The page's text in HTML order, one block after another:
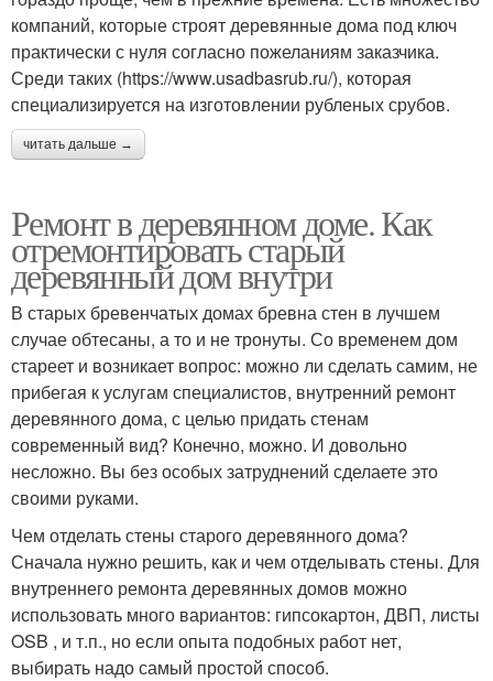
компаний, которые строят деревянные дома под ключ
практически с нуля согласно пожеланиям заказчика.
Среди таких (https://www.usadbasrub.ru/), которая
специализируется на изготовлении рубленых срубов.
читать дальше →
Ремонт в деревянном доме. Как
отремонтировать старый
деревянный дом внутри
В старых бревенчатых домах бревна стен в лучшем
случае обтесаны, а то и не тронуты. Со временем дом
стареет и возникает вопрос: можно ли сделать самим, не
прибегая к услугам специалистов, внутренний ремонт
деревянного дома, с целью придать стенам
современный вид? Конечно, можно. И довольно
несложно. Вы без особых затруднений сделаете это
своими руками.
Чем отделать стены старого деревянного дома?
Сначала нужно решить, как и чем отделывать стены. Для
внутреннего ремонта деревянных домов можно
использовать много вариантов: гипсокартон, ДВП, листы
OSB , и т.п., но если опыта подобных работ нет,
выбирать надо самый простой способ.